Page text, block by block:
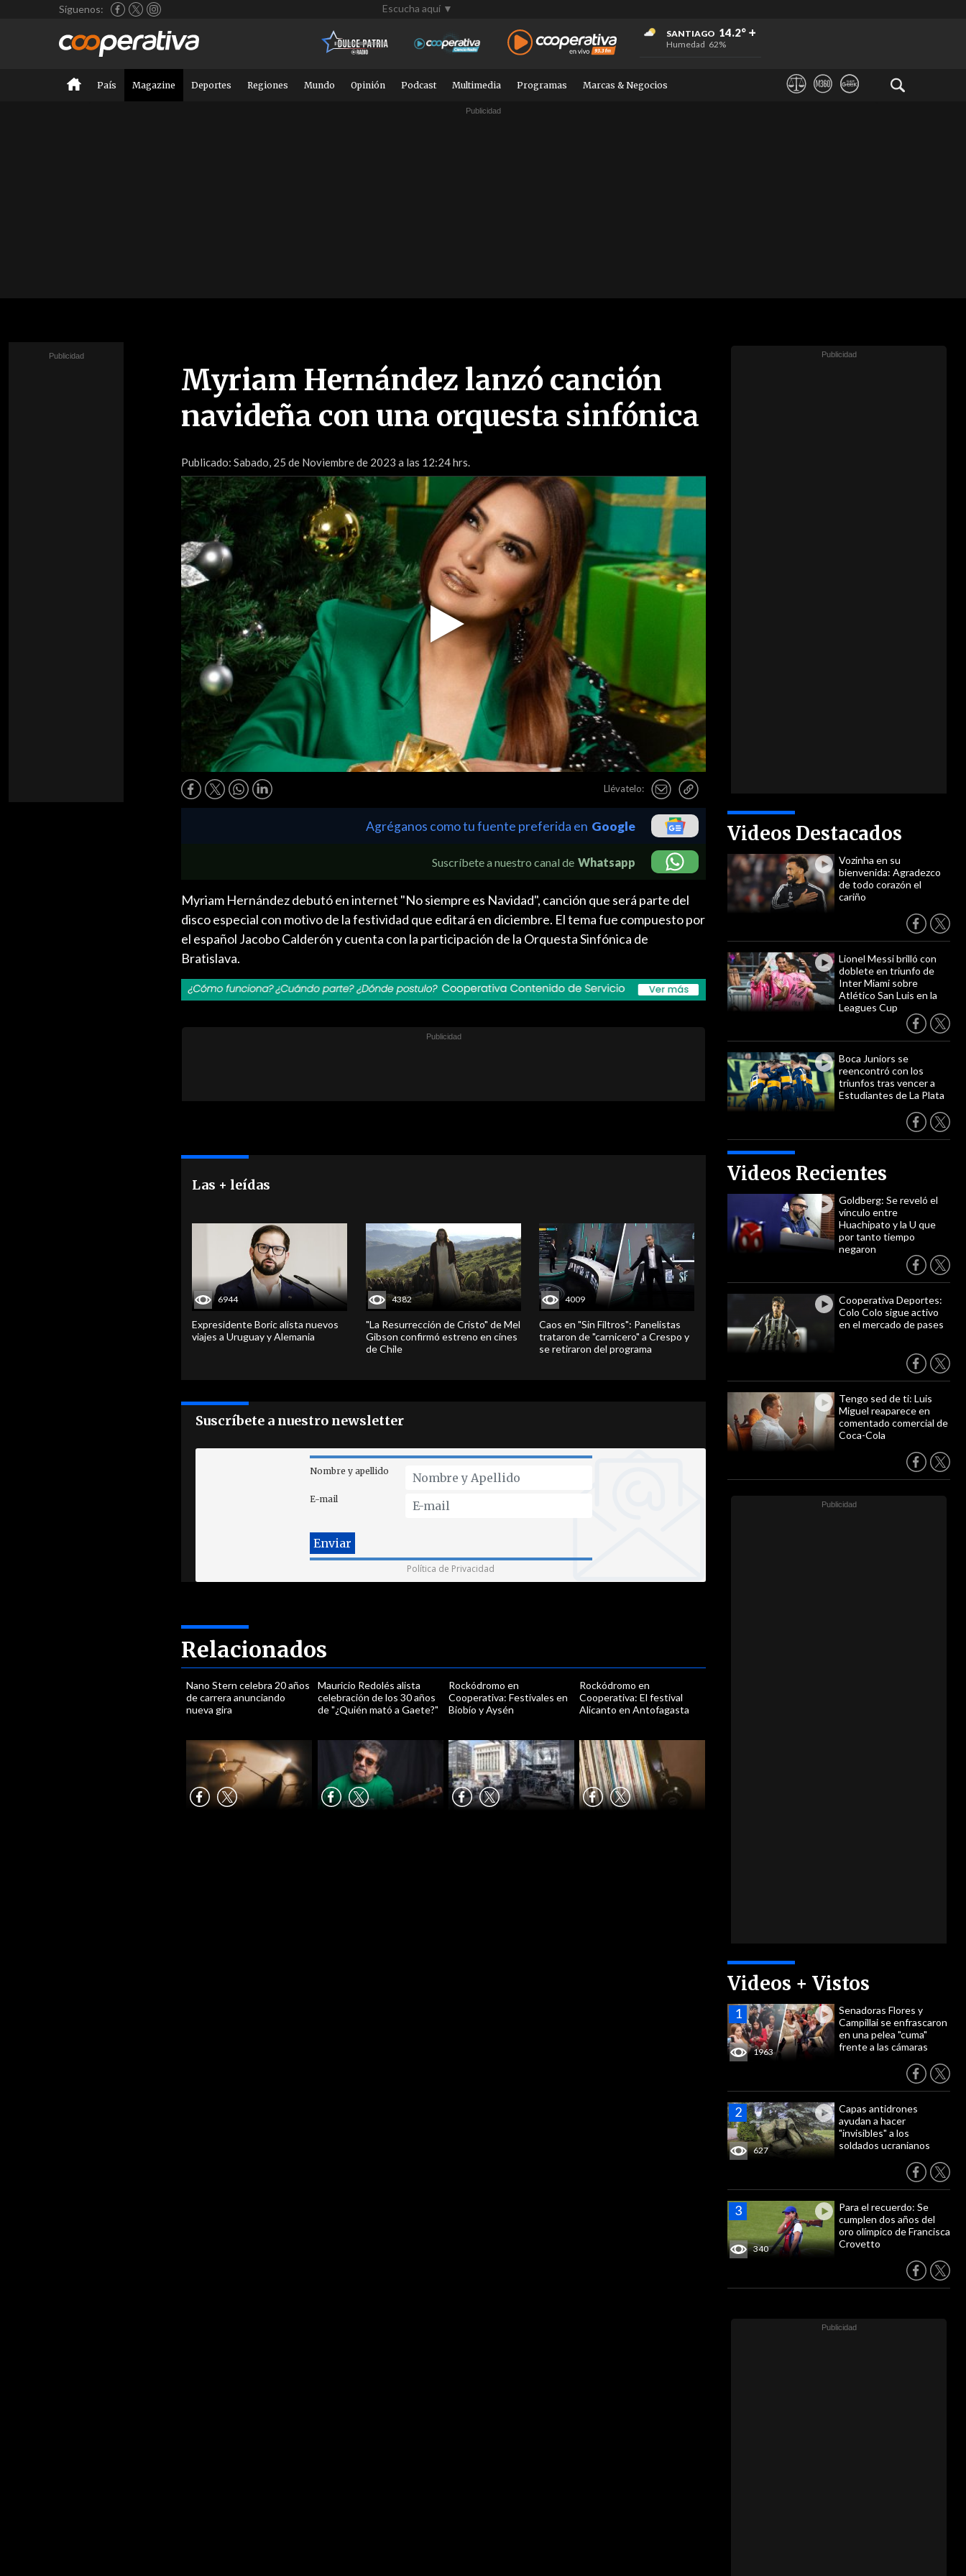
Síguenos: Escucha aquí ▼
SANTIAGO 14.2°
Humedad 62%
+
+
+
País Magazine Deportes Regiones Mundo Opinión Podcast Multimedia Programas Marcas & Negocios
Myriam Hernández lanzó canción
navideña con una orquesta sinfónica
Publicado: Sabado, 25 de Noviembre de 2023 a las 12:24 hrs.
Play
Video
Llévatelo:
Videos Destacados
Vozinha en su
bienvenida: Agradezco
de todo corazón el
cariño
Lionel Messi brilló con
doblete en triunfo de
Inter Miami sobre
Atlético San Luis en la
Leagues Cup
Boca Juniors se
reencontró con los
triunfos tras vencer a
Estudiantes de La Plata
Videos Recientes
Goldberg: Se reveló el
vínculo entre
Huachipato y la U que
por tanto tiempo
negaron
Cooperativa Deportes:
Colo Colo sigue activo
en el mercado de pases
Tengo sed de ti: Luis
Miguel reaparece en
comentado comercial de
Coca-Cola
Videos + Vistos
1963
Senadoras Flores y
Campillai se enfrascaron
en una pelea "cuma"
frente a las cámaras
627
Capas antidrones
ayudan a hacer
"invisibles" a los
soldados ucranianos
340
Para el recuerdo: Se
cumplen dos años del
oro olímpico de Francisca
Crovetto
Agréganos como tu fuente preferida en Google
Suscríbete a nuestro canal de Whatsapp
Myriam Hernández debutó en internet "No siempre es Navidad", canción que será parte del
disco especial con motivo de la festividad que editará en diciembre. El tema fue compuesto por
el español Jacobo Calderón y cuenta con la participación de la Orquesta Sinfónica de
Bratislava.
Las + leídas
6944
Expresidente Boric alista nuevos
viajes a Uruguay y Alemania
4382
"La Resurrección de Cristo" de Mel
Gibson confirmó estreno en cines
de Chile
4009
Caos en "Sin Filtros": Panelistas
trataron de "carnicero" a Crespo y
se retiraron del programa
Suscríbete a nuestro newsletter
Nombre y apellido
E-mail
Política de Privacidad
Relacionados
Nano Stern celebra 20 años
de carrera anunciando
nueva gira
Mauricio Redolés alista
celebración de los 30 años
de "¿Quién mató a Gaete?"
Rockódromo en
Cooperativa: Festivales en
Biobío y Aysén
Rockódromo en
Cooperativa: El festival
Alicanto en Antofagasta